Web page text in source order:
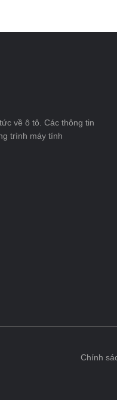
về ô tô. Các thông tin
trình máy tính
Chính